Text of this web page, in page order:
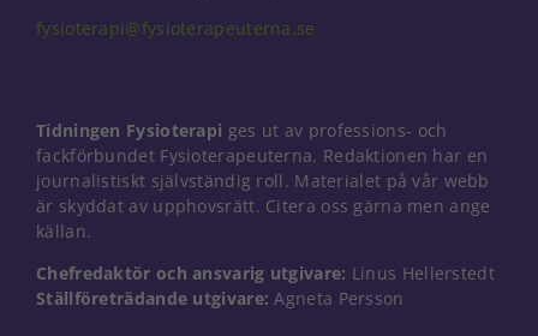
fysioterapi@fysioterapeuterna.se
Tidningen Fysioterapi ges ut av professions- och
fackförbundet Fysioterapeuterna. Redaktionen har en
journalistiskt självständig roll. Materialet på vår webb
är skyddat av upphovsrätt. Citera oss gärna men ange
källan.
Chefredaktör och ansvarig utgivare: Linus Hellerstedt
Ställföreträdande utgivare: Agneta Persson
Nödvändiga
Dessa kakor
går inte att